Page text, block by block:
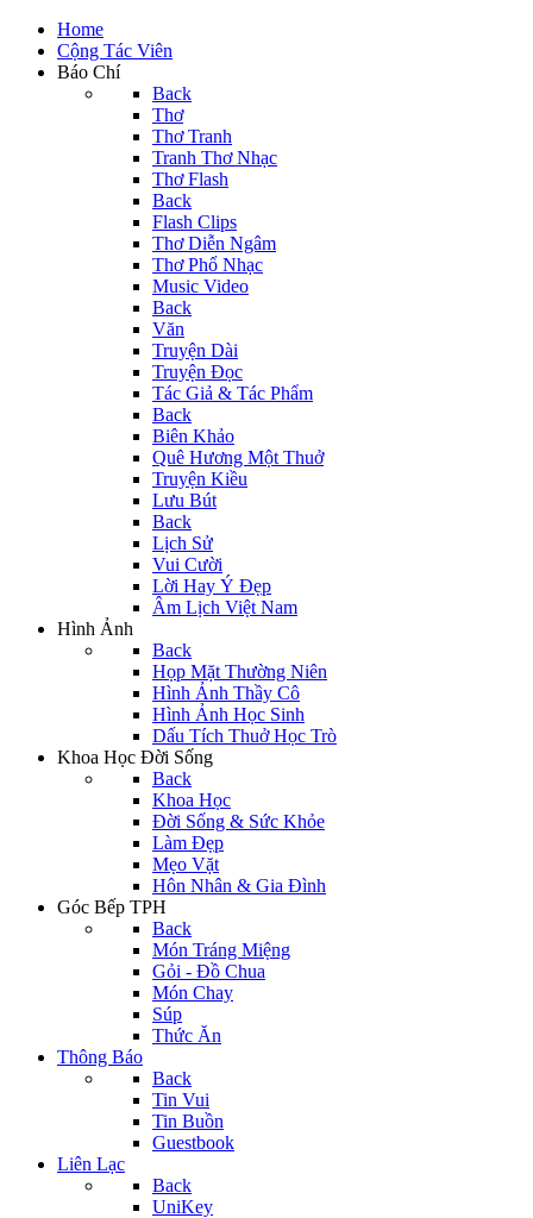
Home
Cộng Tác Viên
Báo Chí
Back
Thơ
Thơ Tranh
Tranh Thơ Nhạc
Thơ Flash
Back
Flash Clips
Thơ Diễn Ngâm
Thơ Phổ Nhạc
Music Video
Back
Văn
Truyện Dài
Truyện Đọc
Tác Giả & Tác Phẩm
Back
Biên Khảo
Quê Hương Một Thuở
Truyện Kiều
Lưu Bút
Back
Lịch Sử
Vui Cười
Lời Hay Ý Đẹp
Âm Lịch Việt Nam
Hình Ảnh
Back
Họp Mặt Thường Niên
Hình Ảnh Thầy Cô
Hình Ảnh Học Sinh
Dấu Tích Thuở Học Trò
Khoa Học Đời Sống
Back
Khoa Học
Đời Sống & Sức Khỏe
Làm Đẹp
Mẹo Vặt
Hôn Nhân & Gia Đình
Góc Bếp TPH
Back
Món Tráng Miệng
Gỏi - Đồ Chua
Món Chay
Súp
Thức Ăn
Thông Báo
Back
Tin Vui
Tin Buồn
Guestbook
Liên Lạc
Back
UniKey